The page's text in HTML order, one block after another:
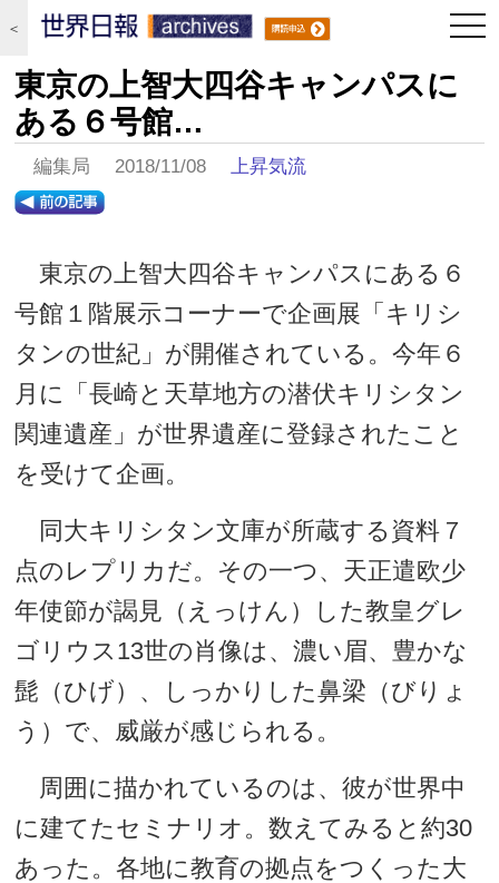
＜
東京の上智大四谷キャンパスに
ある６号館…
編集局 2018/11/08上昇気流
東京の上智大四谷キャンパスにある６
号館１階展示コーナーで企画展「キリシ
タンの世紀」が開催されている。今年６
月に「長崎と天草地方の潜伏キリシタン
関連遺産」が世界遺産に登録されたこと
を受けて企画。
同大キリシタン文庫が所蔵する資料７
点のレプリカだ。その一つ、天正遣欧少
年使節が謁見（えっけん）した教皇グレ
ゴリウス13世の肖像は、濃い眉、豊かな
髭（ひげ）、しっかりした鼻梁（びりょ
う）で、威厳が感じられる。
周囲に描かれているのは、彼が世界中
に建てたセミナリオ。数えてみると約30
あった。各地に教育の拠点をつくった大